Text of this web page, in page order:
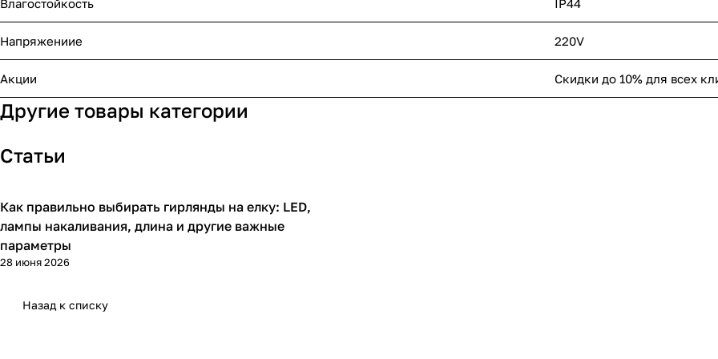
Влагостойкость IP44
Напряжениие 220V
Акции Скидки до 10% для всех
Другие товары категории
Статьи
Гирлянды
Как правильно выбирать гирлянды на елку: LED,
лампы накаливания, длина и другие важные
параметры
28 июня 2026
Назад к списку